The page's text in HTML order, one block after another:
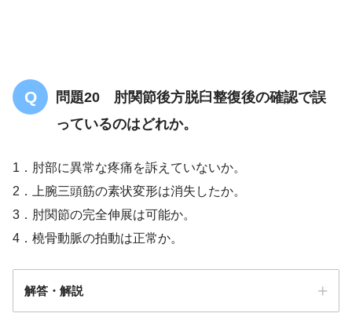
問題20 肘関節後方脱臼整復後の確認で誤
っているのはどれか。
1．肘部に異常な疼痛を訴えていないか。
2．上腕三頭筋の素状変形は消失したか。
3．肘関節の完全伸展は可能か。
4．橈骨動脈の拍動は正常か。
解答・解説